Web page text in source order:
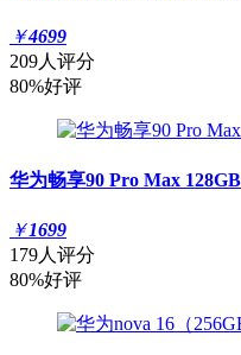
￥4699
209人评分
80%好评
华为畅享90 Pro Max 128GB
￥1699
179人评分
80%好评